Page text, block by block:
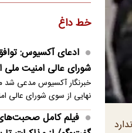
زیدآبادی: محمد باقر
بازداشت نمی‌شود؟
«ایرج» دوباره در
عراقچی خطاب به
متکی باشیم
ادعای المیادین:
خط داغ
ادعای آکسیوس: توافق
شورای عالی امنیت
خبرنگار آکسیوس مدعی شد
نهایی از سوی شورای عالی
فیلم کامل